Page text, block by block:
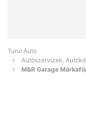
Turul Auto
Autószervizek,
M&R Garage